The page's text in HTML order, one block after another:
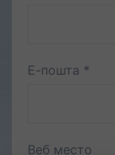
Е-пошта *
Веб место